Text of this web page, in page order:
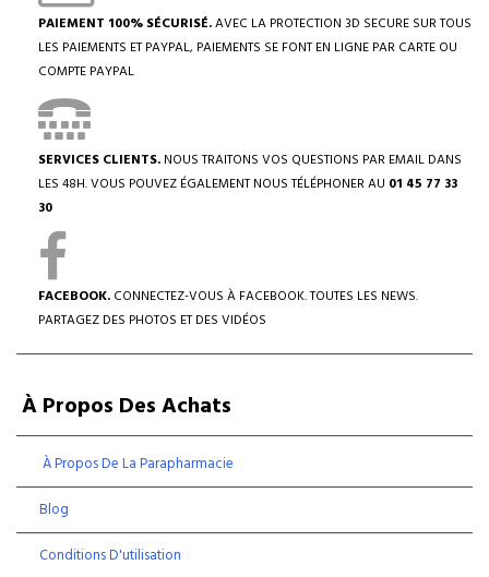
PAIEMENT 100% SÉCURISÉ.AVEC LA PROTECTION 3D SECURE SUR TOUS
LES PAIEMENTS ET PAYPAL, PAIEMENTS SE FONT EN LIGNE PAR CARTE OU
COMPTE PAYPAL
SERVICES CLIENTS. NOUS TRAITONS VOS QUESTIONS PAR EMAIL DANS
LES 48H. VOUS POUVEZ ÉGALEMENT NOUS TÉLÉPHONER AU 01 45 77 33
30
FACEBOOK. CONNECTEZ-VOUS À FACEBOOK. TOUTES LES NEWS.
PARTAGEZ DES PHOTOS ET DES VIDÉOS
À Propos Des Achats
À Propos De La Parapharmacie
Blog
Conditions D'utilisation